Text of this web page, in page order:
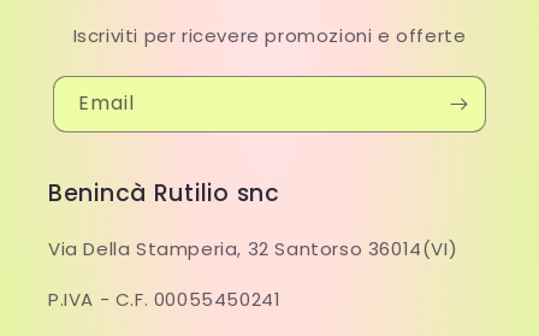
Iscriviti per ricevere promozioni e offerte
Email
Benincà Rutilio snc
Via Della Stamperia, 32 Santorso 36014(VI)
P.IVA - C.F. 00055450241